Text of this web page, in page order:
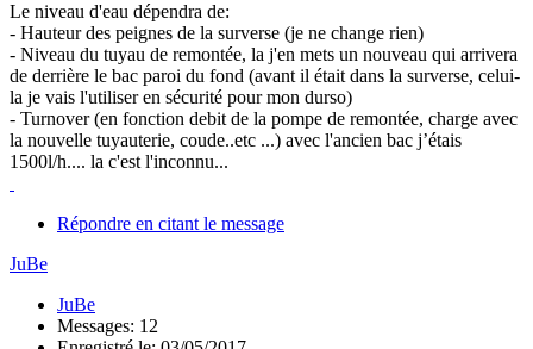
Le niveau d'eau dépendra de:
- Hauteur des peignes de la surverse (je ne change rien)
- Niveau du tuyau de remontée, la j'en mets un nouveau qui arrivera
de derrière le bac paroi du fond (avant il était dans la surverse, celui-
la je vais l'utiliser en sécurité pour mon durso)
- Turnover (en fonction debit de la pompe de remontée, charge avec
la nouvelle tuyauterie, coude..etc ...) avec l'ancien bac j’étais
1500l/h.... la c'est l'inconnu...
Répondre en citant le message
JuBe
JuBe
Messages: 12